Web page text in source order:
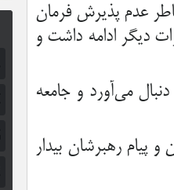
عدم پذيرش فرمان
ديگر ادامه داشت و
مي‌آورد و جامعه
رهبرشان بيدار